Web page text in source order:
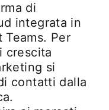
di
integrata in
Per
crescita
si
contatti dalla